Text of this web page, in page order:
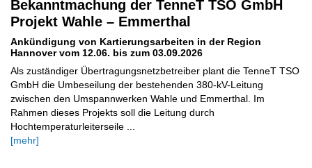
Bekanntmachung der TenneT TSO GmbH
Projekt Wahle – Emmerthal
Ankündigung von Kartierungsarbeiten in der Region
Hannover vom 12.06. bis zum 03.09.2026
Als zuständiger Übertragungsnetzbetreiber plant die TenneT TSO
GmbH die Umbeseilung der bestehenden 380-kV-Leitung
zwischen den Umspannwerken Wahle und Emmerthal. Im
Rahmen dieses Projekts soll die Leitung durch
Hochtemperaturleiterseile ...
[mehr]